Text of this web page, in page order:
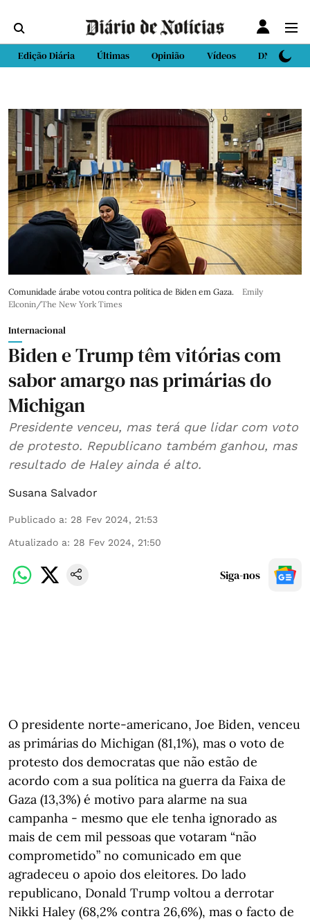
Edição Diária Últimas Opinião Vídeos DN Sport
Comunidade árabe votou contra política de Biden em Gaza.
Emily
Elconin/The New York Times
Internacional
Biden e Trump têm vitórias com
sabor amargo nas primárias do
Michigan
Presidente venceu, mas terá que lidar com voto
de protesto. Republicano também ganhou, mas
resultado de Haley ainda é alto.
Susana Salvador
Publicado a: 28 Fev 2024, 21:53
Atualizado a: 28 Fev 2024, 21:50
Siga-nos
O presidente norte-americano, Joe Biden, venceu
as primárias do Michigan (81,1%), mas o voto de
protesto dos democratas que não estão de
acordo com a sua política na guerra da Faixa de
Gaza (13,3%) é motivo para alarme na sua
campanha - mesmo que ele tenha ignorado as
mais de cem mil pessoas que votaram “não
comprometido” no comunicado em que
agradeceu o apoio dos eleitores. Do lado
republicano, Donald Trump voltou a derrotar
Nikki Haley (68,2% contra 26,6%), mas o facto de